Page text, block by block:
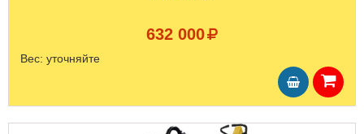
632 000
Вес: уточняйте